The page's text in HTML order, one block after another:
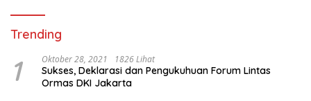
Trending
1 Oktober 28, 2021 1826 Lihat
Sukses, Deklarasi dan Pengukuhuan Forum Lintas
Ormas DKI Jakarta